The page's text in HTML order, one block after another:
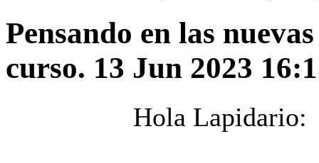
Pensando en las
curso. 13 Jun 2023
Hola Lapidario: